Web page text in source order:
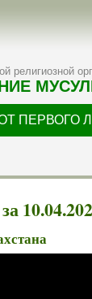
религиозной
ПЕРВОГО